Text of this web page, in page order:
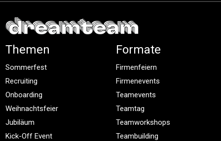
Themen
Sommerfest
Recruiting
Onboarding
Weihnachtsfeier
Jubiläum
Kick-Off Event
Formate
Firmenfeiern
Firmenevents
Teamevents
Teamtag
Teamworkshops
Teambuilding